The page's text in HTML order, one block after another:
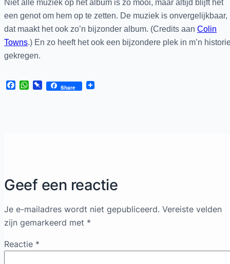
Niet alle muziek op het album is zo mooi, maar altijd blijft het
een genot om hem op te zetten. De muziek is onvergelijkbaar,
dat maakt het ook zo’n bijzonder album. (Credits aan Colin
Towns.) En zo heeft het ook een bijzondere plek in m’n
gekregen.
Facebook
WhatsApp
Pinboard
Share
Geef een reactie
Je e-mailadres wordt niet gepubliceerd. Vereiste velden
zijn gemarkeerd met *
Reactie *